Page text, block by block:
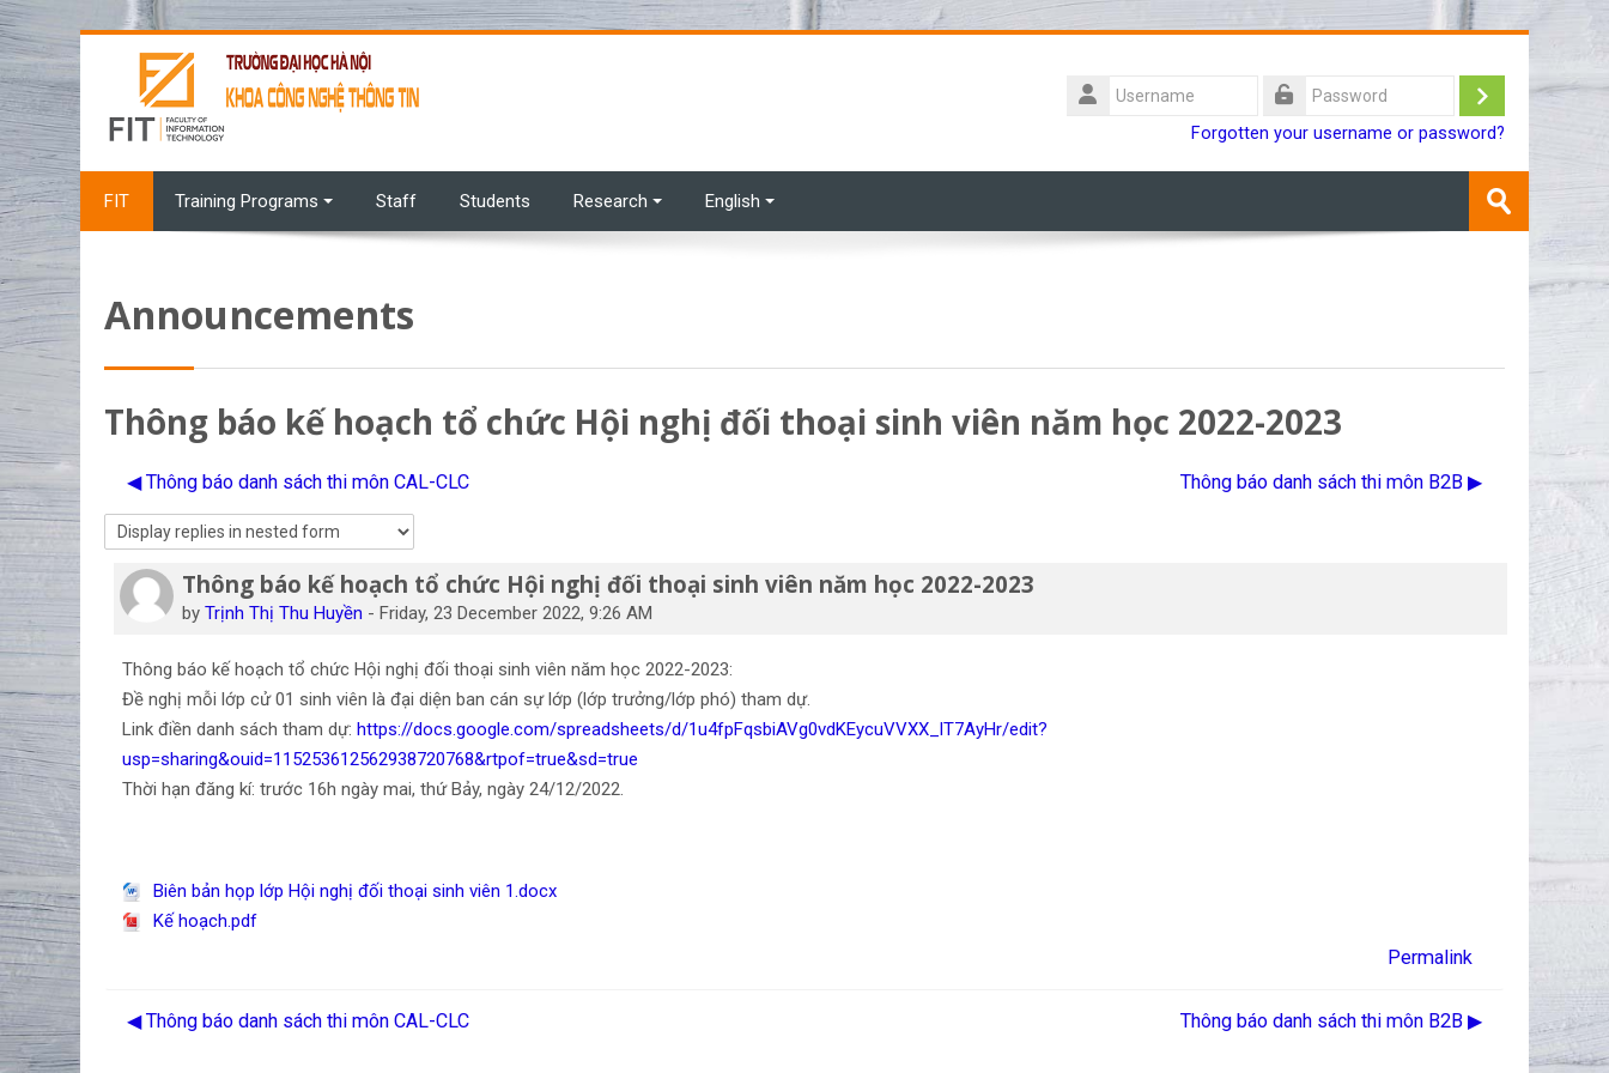
Skip to main content
Username
Log
Forgotten your username or password?
FIT Training Programs Staff Students Research English Submit
Announcements
Thông báo kế hoạch tổ chức Hội nghị đối thoại sinh viên năm học 2022-2023
◀︎ Thông báo danh sách thi môn CAL-CLC Thông báo danh sách thi môn B2B ▶︎
Thông báo kế hoạch tổ chức Hội nghị đối thoại sinh viên năm học 2022-2023
byTrịnh Thị Thu Huyền -Friday, 23 December 2022, 9:26 AM
Number of replies: 0
Thông báo kế hoạch tổ chức Hội nghị đối thoại sinh viên năm học 2022-2023:
Đề nghị mỗi lớp cử 01 sinh viên là đại diện ban cán sự lớp (lớp trưởng/lớp phó) tham dự.
Link điền danh sách tham dự:https://docs.google.com/spreadsheets/d/1u4fpFqsbiAVg0vdKEycuVVXX_lT7AyHr/edit?
usp=sharing&ouid=115253612562938720768&rtpof=true&sd=true
Thời hạn đăng kí: trước 16h ngày mai, thứ Bảy, ngày 24/12/2022.
Biên bản họp lớp Hội nghị đối thoại sinh viên 1.docx
Kế hoạch.pdf
Permalink
◀︎ Thông báo danh sách thi môn CAL-CLC Thông báo danh sách thi môn B2B ▶︎